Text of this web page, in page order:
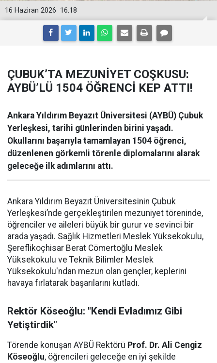
16:18
16 Haziran 2026
ÇUBUK’TA MEZUNİYET COŞKUSU:
AYBÜ’LÜ 1504 ÖĞRENCİ KEP ATTI!
Ankara Yıldırım Beyazıt Üniversitesi (AYBÜ) Çubuk
Yerleşkesi, tarihi günlerinden birini yaşadı.
Okullarını başarıyla tamamlayan 1504 öğrenci,
düzenlenen görkemli törenle diplomalarını alarak
geleceğe ilk adımlarını attı.
Ankara Yıldırım Beyazıt Üniversitesinin Çubuk
Yerleşkesi’nde gerçekleştirilen mezuniyet töreninde,
öğrenciler ve aileleri büyük bir gurur ve sevinci bir
arada yaşadı. Sağlık Hizmetleri Meslek Yüksekokulu,
Şereflikoçhisar Berat Cömertoğlu Meslek
Yüksekokulu ve Teknik Bilimler Meslek
Yüksekokulu'ndan mezun olan gençler, keplerini
havaya fırlatarak başarılarını kutladı.
Rektör Köseoğlu: "Kendi Evladımız Gibi
Yetiştirdik"
Törende konuşan AYBÜ Rektörü Prof. Dr. Ali Cengiz
Köseoğlu, öğrencileri geleceğe en iyi şekilde